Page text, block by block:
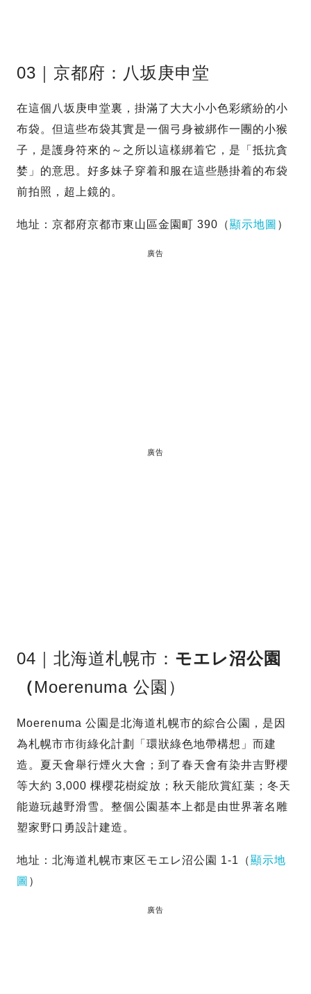
03｜京都府：八坂庚申堂
在這個八坂庚申堂裏，掛滿了大大小小色彩繽紛的小
布袋。但這些布袋其實是一個弓身被綁作一團的小猴
子，是護身符來的～之所以這樣綁着它，是「抵抗貪
婪」的意思。好多妹子穿着和服在這些懸掛着的布袋
前拍照，超上鏡的。
地址：京都府京都市東山區金園町 390（顯示地圖 ）
廣告
廣告
04｜北海道札幌市： モエレ沼公園
（Moerenuma 公園）
Moerenuma 公園是北海道札幌市的綜合公園，是因
為札幌市市街綠化計劃「環狀綠色地帶構想」而建
造。夏天會舉行煙火大會；到了春天會有染井吉野櫻
等大約 3,000 棵櫻花樹綻放；秋天能欣賞紅葉；冬天
能遊玩越野滑雪。整個公園基本上都是由世界著名雕
塑家野口勇設計建造。
地址：北海道札幌市東区モエレ沼公園 1-1（顯示地
圖 ）
廣告